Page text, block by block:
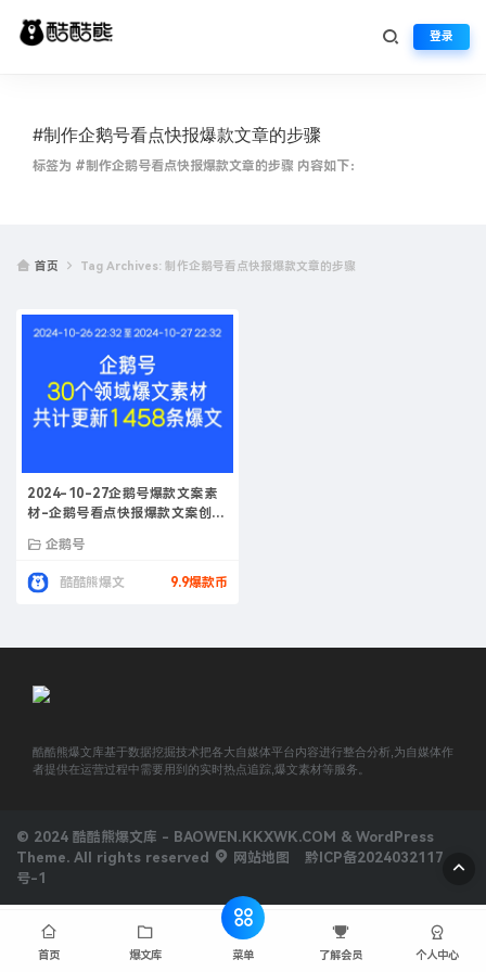
登录
#制作企鹅号看点快报爆款文章的步骤
标签为 #制作企鹅号看点快报爆款文章的步骤 内容如下：
首页 Tag Archives: 制作企鹅号看点快报爆款文章的步骤
2024-10-27企鹅号爆款文案素
材-企鹅号看点快报爆款文案创作
企鹅号
酷酷熊爆文 9.9爆款币
酷酷熊爆文库基于数据挖掘技术把各大自媒体平台内容进行整合分析,为自媒体作
者提供在运营过程中需要用到的实时热点追踪,爆文素材等服务。
© 2024 酷酷熊爆文库 - BAOWEN.KKXWK.COM & WordPress
Theme. All rights reserved
网站地图
黔ICP备2024032117
号-1
首页 爆文库 菜单 了解会员 个人中心